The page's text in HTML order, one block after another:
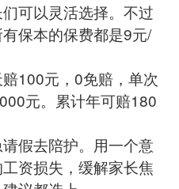
可以灵活选择。不过
保本的保费都是9元/
100元，0免赔，单次
元。累计年可赔180
假去陪护。用一个意
资损失，缓解家长焦